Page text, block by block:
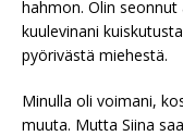
hahmon. Olin
kuulevinani
pyörivästä miehestä.
Minulla oli voimani,
muuta. Mutta Siina